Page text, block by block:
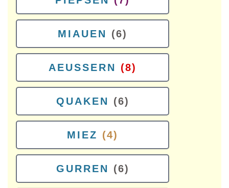
MIAUEN (6)
AEUSSERN (8)
QUAKEN (6)
MIEZ (4)
GURREN (6)